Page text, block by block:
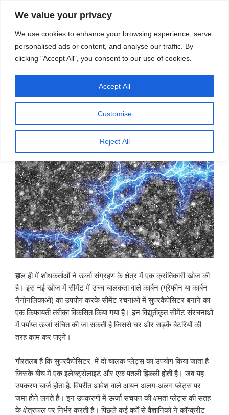
We value your privacy
We use cookies to enhance your browsing experience, serve
personalised ads or content, and analyse our traffic. By
clicking "Accept All", you consent to our use of cookies.
Customise
Reject All
Accept All
स्रोत
मेनू
प्रकाशित
घर बन जाएंगे असीम बैटरियां
हाल ही में शोधकर्ताओं ने ऊर्जा संग्रहण के क्षेत्र में एक क्रांतिकारी खोज की
है। इस नई खोज में सीमेंट में उच्च चालकता वाले कार्बन (ग्रैफीन या कार्बन
नैनोनलिकाओं) का उपयोग करके सीमेंट रचनाओं में सुपरकैपेसिटर बनाने का
एक किफायती तरीका विकसित किया गया है। इन विद्युतीकृत सीमेंट संरचनाओं
में पर्याप्त ऊर्जा संचित की जा सकती है जिससे घर और सड़कें बैटरियों की
तरह काम कर पाएंगे।
गौरतलब है कि सुपरकैपेसिटर में दो चालक प्लेट्स का उपयोग किया जाता है
जिसके बीच में एक इलेक्ट्रोलाइट और एक पतली झिल्ली होती है। जब यह
उपकरण चार्ज होता है, विपरीत आवेश वाले आयन अलग-अलग प्लेट्स पर
जमा होने लगते हैं। इन उपकरणों में ऊर्जा संचयन की क्षमता प्लेट्स की सतह
के क्षेत्रफल पर निर्भर करती है। पिछले कई वर्षों से वैज्ञानिकों ने कॉन्क्रीट